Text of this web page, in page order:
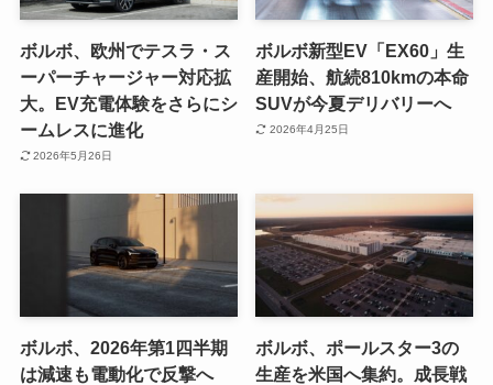
ボルボ、欧州でテスラ・ス
ーパーチャージャー対応拡
大。EV充電体験をさらにシ
ームレスに進化
2026年5月26日
ボルボ新型EV「EX60」生
産開始、航続810kmの本命
SUVが今夏デリバリーへ
2026年4月25日
ボルボ、2026年第1四半期
は減速も電動化で反撃へ
ボルボ、ポールスター3の
生産を米国へ集約。成長戦